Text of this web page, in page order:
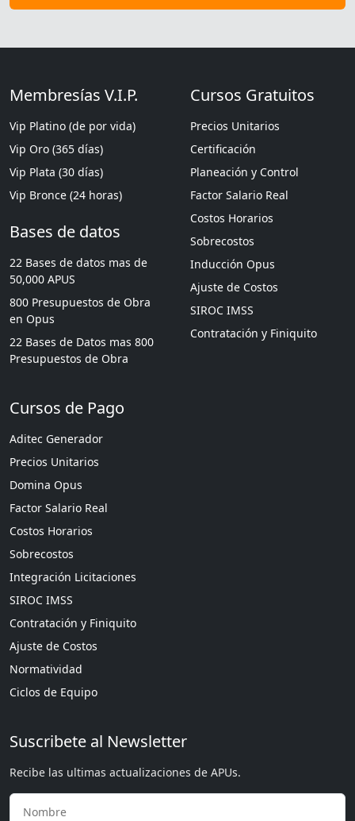
Membresías V.I.P.
Vip Platino (de por vida)
Vip Oro (365 días)
Vip Plata (30 días)
Vip Bronce (24 horas)
Bases de datos
22 Bases de datos mas de
50,000 APUS
800 Presupuestos de Obra
en Opus
22 Bases de Datos mas 800
Presupuestos de Obra
Cursos Gratuitos
Precios Unitarios
Certificación
Planeación y Control
Factor Salario Real
Costos Horarios
Sobrecostos
Inducción Opus
Ajuste de Costos
SIROC IMSS
Contratación y Finiquito
Cursos de Pago
Aditec Generador
Precios Unitarios
Domina Opus
Factor Salario Real
Costos Horarios
Sobrecostos
Integración Licitaciones
SIROC IMSS
Contratación y Finiquito
Ajuste de Costos
Normatividad
Ciclos de Equipo
Suscribete al Newsletter
Recibe las ultimas actualizaciones de APUs.